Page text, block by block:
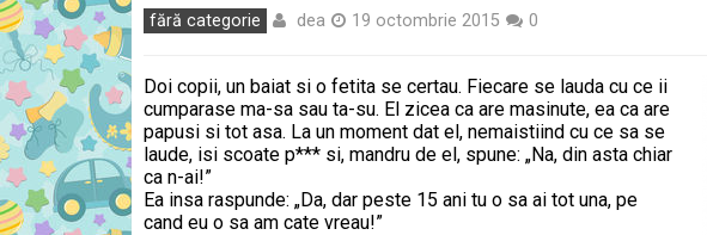
fără categorie dea 19 octombrie 2015 0
Doi copii, un baiat si o fetita se certau. Fiecare se lauda cu ce ii
cumparase ma-sa sau ta-su. El zicea ca are masinute, ea ca are
papusi si tot asa. La un moment dat el, nemaistiind cu ce sa se
laude, isi scoate p*** si, mandru de el, spune: „Na, din asta chiar
ca n-ai!”
Ea insa raspunde: „Da, dar peste 15 ani tu o sa ai tot una, pe
cand eu o sa am cate vreau!”